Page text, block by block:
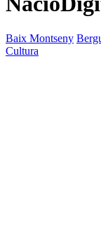
Baix Montseny
Cultura